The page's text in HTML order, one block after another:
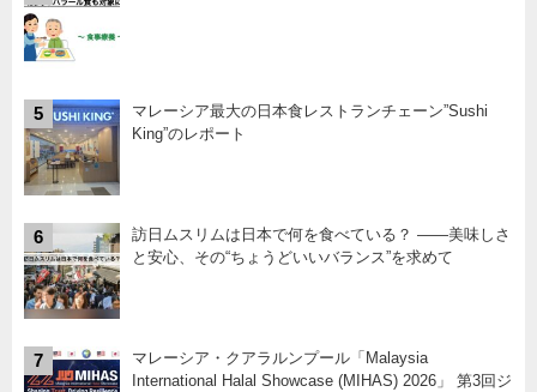
5
マレーシア最大の日本食レストランチェーン”Sushi
King”のレポート
6
訪日ムスリムは日本で何を食べている？ ――美味しさ
と安心、その“ちょうどいいバランス”を求めて
7
マレーシア・クアラルンプール「Malaysia
International Halal Showcase (MIHAS) 2026」 第3回ジ